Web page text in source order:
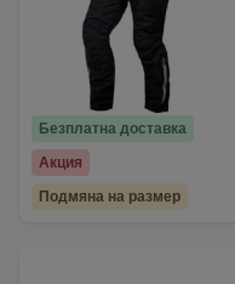
Безплатна доставка
Акция
Подмяна на размер